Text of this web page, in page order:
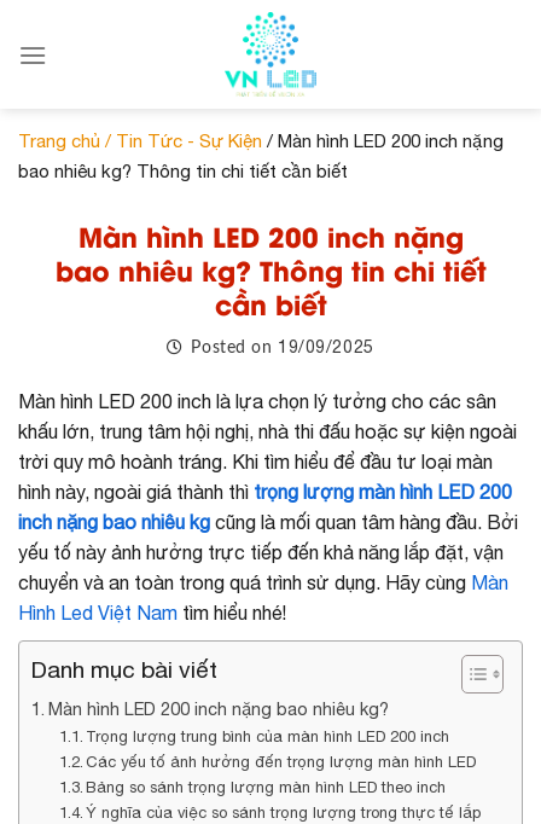
Trang chủ / Tin Tức - Sự Kiện / Màn hình LED 200 inch nặng
bao nhiêu kg? Thông tin chi tiết cần biết
Màn hình LED 200 inch nặng
bao nhiêu kg? Thông tin chi tiết
cần biết
Posted on 19/09/2025
Màn hình LED 200 inch là lựa chọn lý tưởng cho các sân
khấu lớn, trung tâm hội nghị, nhà thi đấu hoặc sự kiện ngoài
trời quy mô hoành tráng. Khi tìm hiểu để đầu tư loại màn
hình này, ngoài giá thành thì trọng lượng màn hình LED 200
inch nặng bao nhiêu kg cũng là mối quan tâm hàng đầu. Bởi
yếu tố này ảnh hưởng trực tiếp đến khả năng lắp đặt, vận
chuyển và an toàn trong quá trình sử dụng. Hãy cùng Màn
Hình Led Việt Nam tìm hiểu nhé!
Danh mục bài viết
Màn hình LED 200 inch nặng bao nhiêu kg?
Trọng lượng trung bình của màn hình LED 200 inch
Các yếu tố ảnh hưởng đến trọng lượng màn hình LED
Bảng so sánh trọng lượng màn hình LED theo inch
Ý nghĩa của việc so sánh trọng lượng trong thực tế lắp